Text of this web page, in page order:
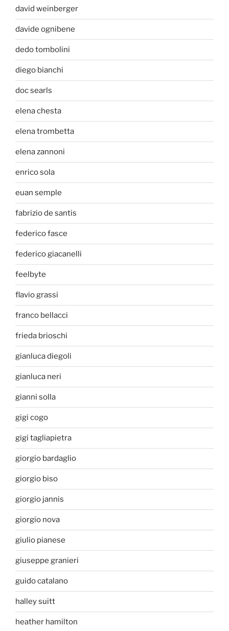
david weinberger
davide ognibene
dedo tombolini
diego bianchi
doc searls
elena chesta
elena trombetta
elena zannoni
enrico sola
euan semple
fabrizio de santis
federico fasce
federico giacanelli
feelbyte
flavio grassi
franco bellacci
frieda brioschi
gianluca diegoli
gianluca neri
gianni solla
gigi cogo
gigi tagliapietra
giorgio bardaglio
giorgio biso
giorgio jannis
giorgio nova
giulio pianese
giuseppe granieri
guido catalano
halley suitt
heather hamilton